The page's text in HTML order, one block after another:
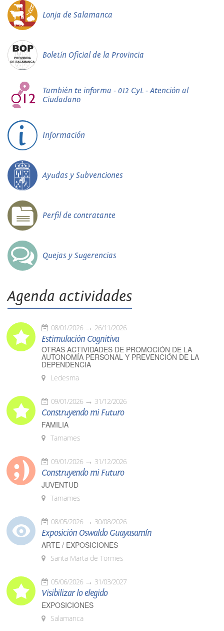
Lonja de Salamanca
Boletín Oficial de la Provincia
También te informa - 012 CyL - Atención al
Ciudadano
Información
Ayudas y Subvenciones
Perfil de contratante
Quejas y Sugerencias
Agenda actividades
08/01/2026 26/11/2026
Estimulación Cognitiva
OTRAS ACTIVIDADES DE PROMOCIÓN DE LA
AUTONOMÍA PERSONAL Y PREVENCIÓN DE LA
DEPENDENCIA
Ledesma
09/01/2026 31/12/2026
Construyendo mi Futuro
FAMILIA
Tamames
09/01/2026 31/12/2026
Construyendo mi Futuro
JUVENTUD
Tamames
08/05/2026 30/08/2026
Exposición Oswaldo Guayasamín
ARTE / EXPOSICIONES
Santa Marta de Tormes
05/06/2026 31/03/2027
Visibilizar lo elegido
EXPOSICIONES
Salamanca